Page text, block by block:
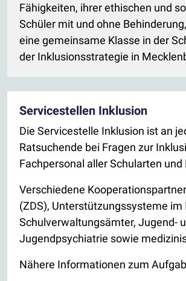
Fähigkeiten, ihrer ethischen und
Schüler mit und ohne
eine gemeinsame Klasse in der
der Inklusionsstrategie in
Servicestellen Inklusion
Die Servicestelle Inklusion ist an
Ratsuchende bei Fragen zur
Fachpersonal aller Schularten
Verschiedene
(ZDS), Unterstützungssysteme
Schulverwaltungsämter, Jugend-
Jugendpsychiatrie sowie
Nähere Informationen zum